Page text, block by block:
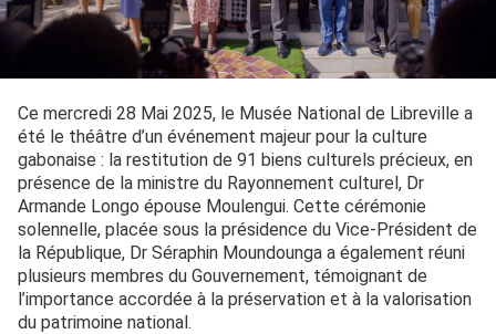
Ce mercredi 28 Mai 2025, le Musée National de Libreville a
été le théâtre d’un événement majeur pour la culture
gabonaise : la restitution de 91 biens culturels précieux, en
présence de la ministre du Rayonnement culturel, Dr
Armande Longo épouse Moulengui. Cette cérémonie
solennelle, placée sous la présidence du Vice-Président de
la République, Dr Séraphin Moundounga a également réuni
plusieurs membres du Gouvernement, témoignant de
l’importance accordée à la préservation et à la valorisation
du patrimoine national.